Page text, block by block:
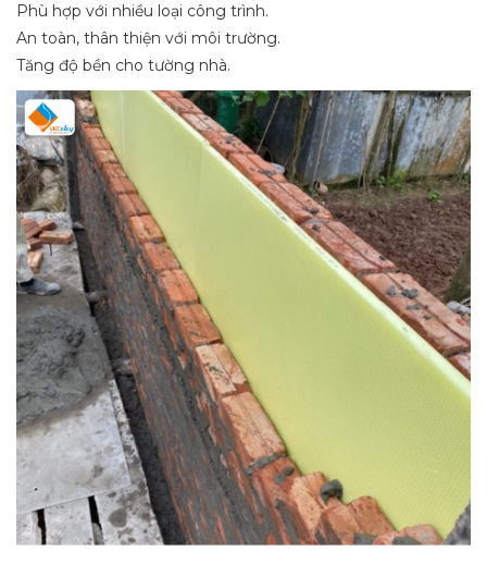
Phù hợp với nhiều loại công trình.
An toàn, thân thiện với môi trường.
Tăng độ bền cho tường nhà.